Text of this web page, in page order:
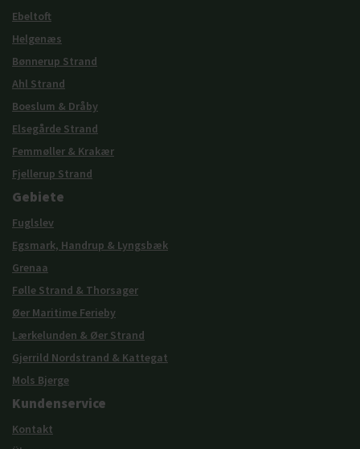
Ebeltoft
Helgenæs
Bønnerup Strand
Ahl Strand
Boeslum & Dråby
Elsegårde Strand
Femmøller & Krakær
Fjellerup Strand
Gebiete
Fuglslev
Egsmark, Handrup & Lyngsbæk
Grenaa
Følle Strand & Thorsager
Øer Maritime Ferieby
Lærkelunden & Øer Strand
Gjerrild Nordstrand & Kattegat
Mols Bjerge
Kundenservice
Kontakt